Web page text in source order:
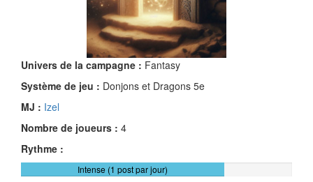
Univers de la campagne : Fantasy
Système de jeu : Donjons et Dragons 5e
MJ : Izel
Nombre de joueurs : 4
Rythme :
Intense (1 post par jour)